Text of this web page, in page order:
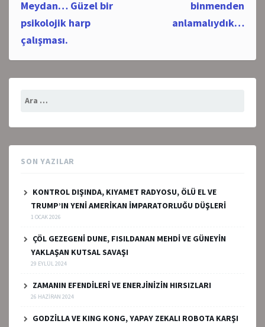
binmenden
anlamalıydık…
Meydan… Güzel bir
psikolojik harp
çalışması.
Arama:
SON YAZILAR
KONTROL DIŞINDA, KIYAMET RADYOSU, ÖLÜ EL VE
TRUMP’IN YENİ AMERİKAN İMPARATORLUĞU DÜŞLERİ
1 OCAK 2026
ÇÖL GEZEGENİ DUNE, FISILDANAN MEHDİ VE GÜNEYİN
YAKLAŞAN KUTSAL SAVAŞI
29 EYLÜL 2024
ZAMANIN EFENDİLERİ VE ENERJİNİZİN HIRSIZLARI
26 HAZIRAN 2024
GODZİLLA VE KING KONG, YAPAY ZEKALI ROBOTA KARŞI